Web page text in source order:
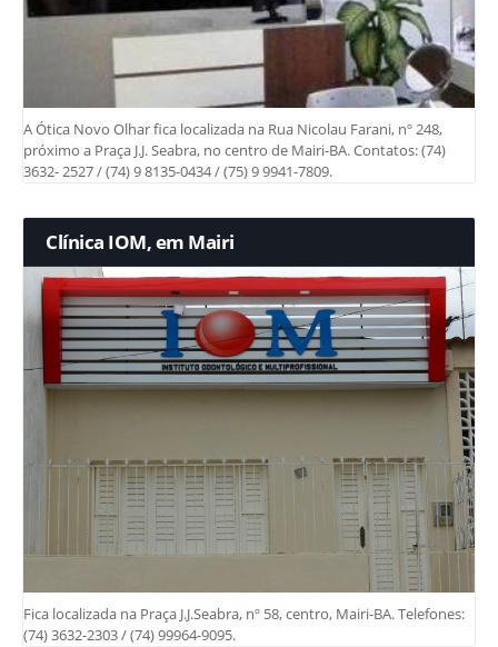
A Ótica Novo Olhar fica localizada na Rua Nicolau Farani, nº 248,
próximo a Praça J.J. Seabra, no centro de Mairi-BA. Contatos: (74)
3632- 2527 / (74) 9 8135-0434 / (75) 9 9941-7809.
Clínica IOM, em Mairi
Fica localizada na Praça J.J.Seabra, nº 58, centro, Mairi-BA. Telefones:
(74) 3632-2303 / (74) 99964-9095.